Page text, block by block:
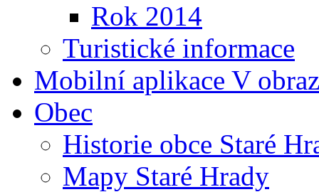
Rok 2014
Turistické informace
Mobilní aplikace V
Obec
Historie obce Staré
Mapy Staré Hrady